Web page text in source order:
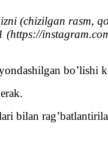
(chizilgan rasm,
bo’lishi
bilan